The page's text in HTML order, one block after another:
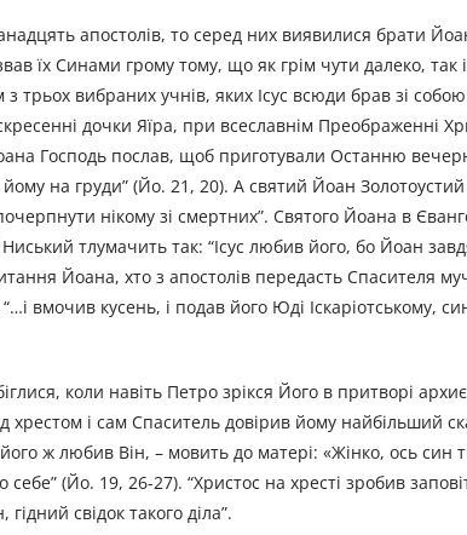
апостолів, то серед них виявилися брати
їх Синами грому тому, що як грім чути далеко, так
вибраних учнів, яких Ісус всюди брав зі
дочки Яїра, при всеславнім Преображенні
Господь послав, щоб приготували Останню
на груди” (Йо. 21, 20). А святий Йоан
нікому зі смертних”. Святого Йоана в
тлумачить так: “Ісус любив його, бо Йоан
Йоана, хто з апостолів передасть Спасителя
вмочив кусень, і подав його Юді Іскаріотському,
коли навіть Петро зрікся Його в притворі
і сам Спаситель довірив йому найбільший
ж любив Він, – мовить до матері: «Жінко, ось син
себе” (Йо. 19, 26-27). “Христос на хресті зробив
свідок такого діла”.